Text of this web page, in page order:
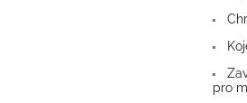
pro